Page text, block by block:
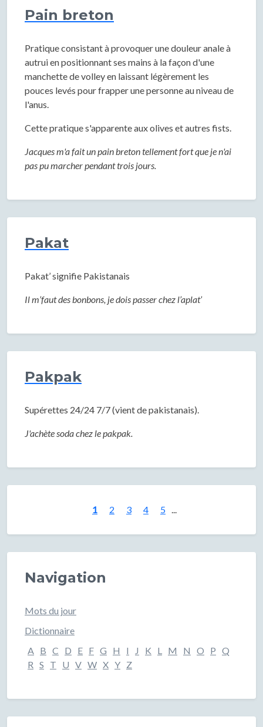
Pain breton
Pratique consistant à provoquer une douleur anale à
autrui en positionnant ses mains à la façon d'une
manchette de volley en laissant légèrement les
pouces levés pour frapper une personne au niveau de
l'anus.
Cette pratique s'apparente aux olives et autres fists.
Jacques m'a fait un pain breton tellement fort que je n'ai
pas pu marcher pendant trois jours.
Pakat
Pakat’ signifie Pakistanais
Il m’faut des bonbons, je dois passer chez l’aplat’
Pakpak
Supérettes 24/24 7/7 (vient de pakistanais).
J'achète soda chez le pakpak.
1 2 3 4 5 ...
Navigation
Mots du jour
Dictionnaire
A B C D E F G H I J K L M N O P Q
R S T U V W X Y Z